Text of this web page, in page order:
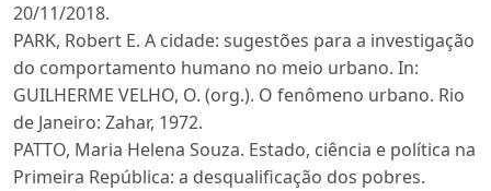
20/11/2018.
PARK, Robert E. A cidade: sugestões para a investigação
do comportamento humano no meio urbano. In:
GUILHERME VELHO, O. (org.). O fenômeno urbano. Rio
de Janeiro: Zahar, 1972.
PATTO, Maria Helena Souza. Estado, ciência e política na
Primeira República: a desqualificação dos pobres.